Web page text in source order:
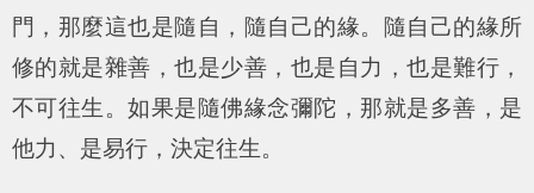
門，那麼這也是隨自，隨自己的緣。隨自己的緣所
修的就是雜善，也是少善，也是自力，也是難行，
不可往生。如果是隨佛緣念彌陀，那就是多善，是
他力、是易行，決定往生。